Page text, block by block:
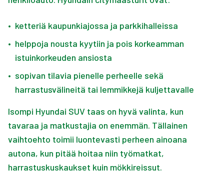
• ketteriä kaupunkiajossa ja parkkihalleissa
• helppoja nousta kyytiin ja pois korkeamman
istuinkorkeuden ansiosta
• sopivan tilavia pienelle perheelle sekä
harrastusvälineitä tai lemmikkejä kuljettavalle
Isompi Hyundai SUV taas on hyvä valinta, kun
tavaraa ja matkustajia on enemmän. Tällainen
vaihtoehto toimii luontevasti perheen ainoana
autona, kun pitää hoitaa niin työmatkat,
harrastuskuskaukset kuin mökkireissut.